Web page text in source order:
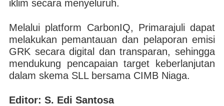
iklim secara menyeluruh.
Melalui platform CarbonIQ, Primarajuli dapat
melakukan pemantauan dan pelaporan emisi
GRK secara digital dan transparan, sehingga
mendukung pencapaian target keberlanjutan
dalam skema SLL bersama CIMB Niaga.
Editor: S. Edi Santosa